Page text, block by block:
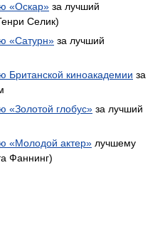
«Оскар» за лучший
Селик)
«Сатурн» за лучший
Британской киноакадемии за
«Золотой глобус» за лучший
«Молодой актер» лучшему
Фаннинг)